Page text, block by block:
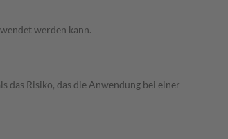
werden kann.
das Risiko, das die Anwendung bei einer